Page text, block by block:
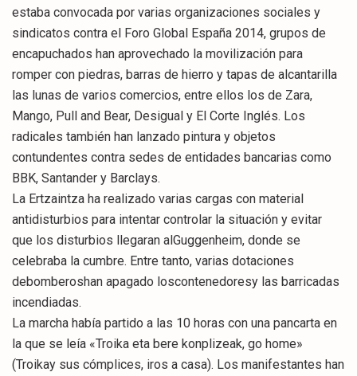
estaba convocada por varias organizaciones sociales y
sindicatos contra el Foro Global España 2014, grupos de
encapuchados han aprovechado la movilización para
romper con piedras, barras de hierro y tapas de alcantarilla
las lunas de varios comercios, entre ellos los de Zara,
Mango, Pull and Bear, Desigual y El Corte Inglés. Los
radicales también han lanzado pintura y objetos
contundentes contra sedes de entidades bancarias como
BBK, Santander y Barclays.
La Ertzaintza ha realizado varias cargas con material
antidisturbios para intentar controlar la situación y evitar
que los disturbios llegaran alGuggenheim, donde se
celebraba la cumbre. Entre tanto, varias dotaciones
debomberoshan apagado loscontenedoresy las barricadas
incendiadas.
La marcha había partido a las 10 horas con una pancarta en
la que se leía «Troika eta bere konplizeak, go home»
(Troikay sus cómplices, iros a casa). Los manifestantes han